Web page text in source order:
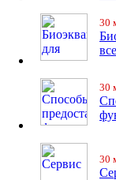
30
30
30